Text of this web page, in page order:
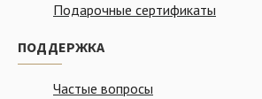
Подарочные сертификаты
ПОДДЕРЖКА
Частые вопросы